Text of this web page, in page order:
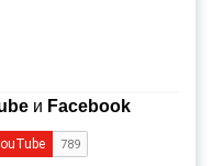
и Facebook